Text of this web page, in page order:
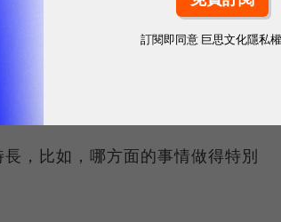
作，下午用四個小時來讀書寫作，
，比如，哪方面的事情做得特別
訂閱即同意 巨思文化隱私